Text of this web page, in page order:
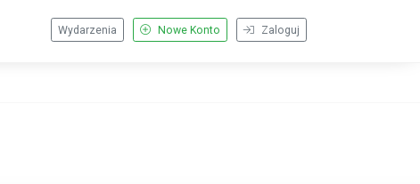
Zaloguj
Nowe Konto
Wydarzenia